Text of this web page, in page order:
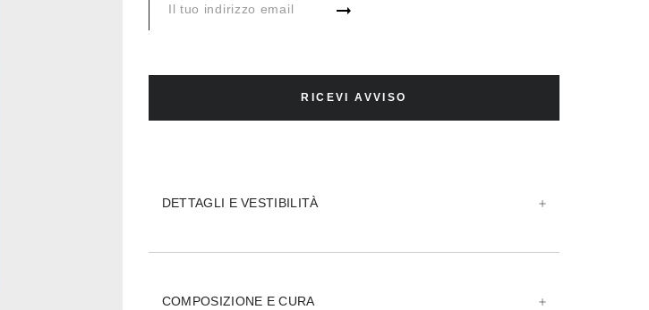
RICEVI AVVISO
DETTAGLI E VESTIBILITÀ
COMPOSIZIONE E CURA